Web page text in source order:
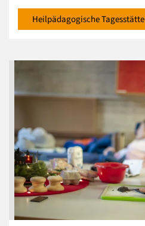
Heilpädagogische Tagesstätte